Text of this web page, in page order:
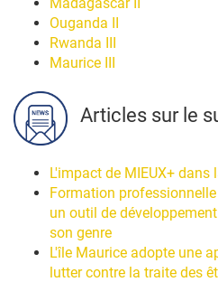
Ouganda II
Rwanda III
Maurice III
Articles sur le
L'impact de MIEUX+
Formation
un outil de
son genre
L'île Maurice adopte une
lutter contre la traite des